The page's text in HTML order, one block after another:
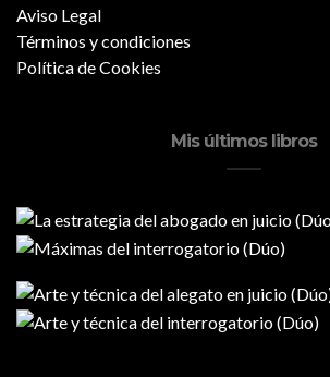
Aviso Legal
Términos y condiciones
Política de Cookies
Mis últimos libros